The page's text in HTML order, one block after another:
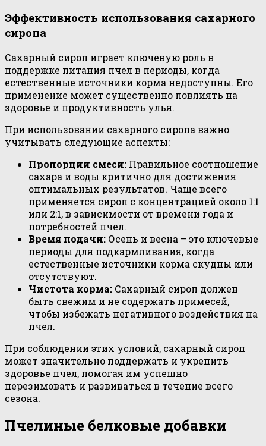
Эффективность использования сахарного
сиропа
Сахарный сироп играет ключевую роль в
поддержке питания пчел в периоды, когда
естественные источники корма недоступны. Его
применение может существенно повлиять на
здоровье и продуктивность улья.
При использовании сахарного сиропа важно
учитывать следующие аспекты:
Пропорции смеси: Правильное соотношение
сахара и воды критично для достижения
оптимальных результатов. Чаще всего
применяется сироп с концентрацией около 1:1
или 2:1, в зависимости от времени года и
потребностей пчел.
Время подачи: Осень и весна – это ключевые
периоды для подкармливания, когда
естественные источники корма скудны или
отсутствуют.
Чистота корма: Сахарный сироп должен
быть свежим и не содержать примесей,
чтобы избежать негативного воздействия на
пчел.
При соблюдении этих условий, сахарный сироп
может значительно поддержать и укрепить
здоровье пчел, помогая им успешно
перезимовать и развиваться в течение всего
сезона.
Пчелиные белковые добавки